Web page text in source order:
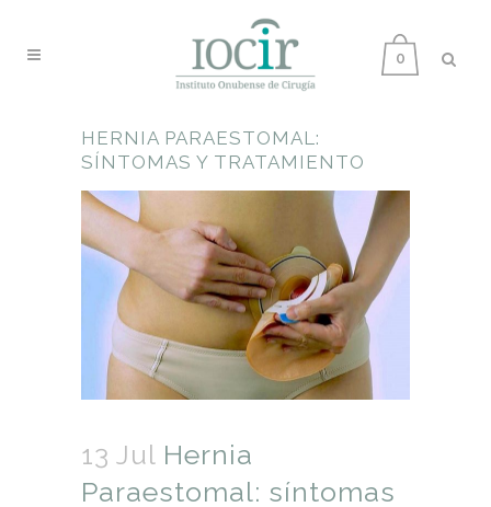
0
HERNIA PARAESTOMAL:
SÍNTOMAS Y TRATAMIENTO
13 Jul Hernia
Paraestomal: síntomas